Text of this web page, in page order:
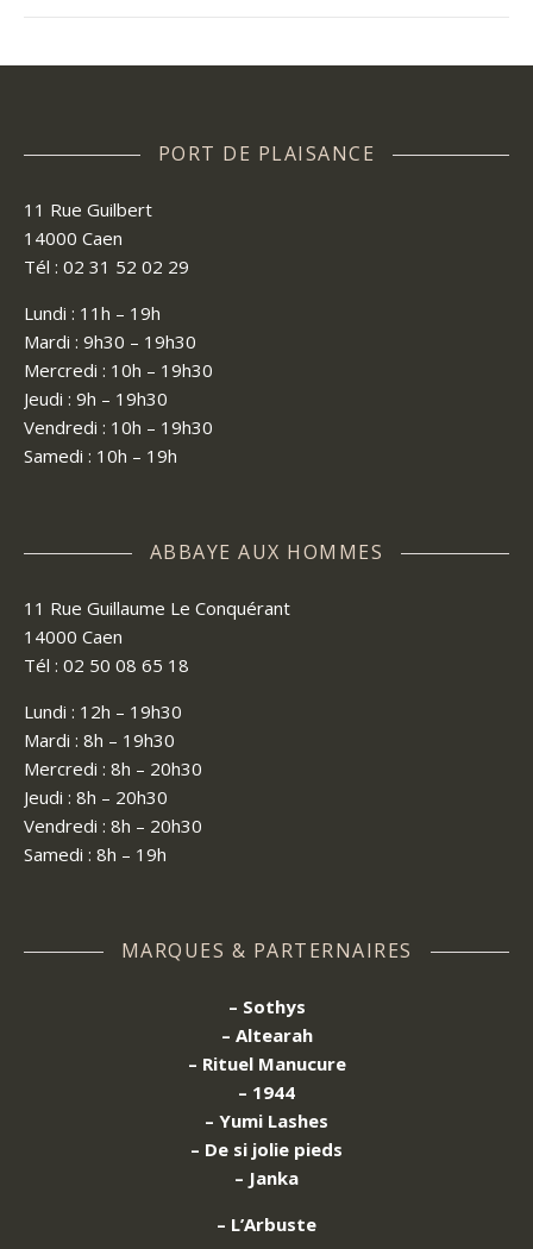
PORT DE PLAISANCE
11 Rue Guilbert
14000 Caen
Tél : 02 31 52 02 29
Lundi : 11h – 19h
Mardi : 9h30 – 19h30
Mercredi : 10h – 19h30
Jeudi : 9h – 19h30
Vendredi : 10h – 19h30
Samedi : 10h – 19h
ABBAYE AUX HOMMES
11 Rue Guillaume Le Conquérant
14000 Caen
Tél : 02 50 08 65 18
Lundi : 12h – 19h30
Mardi : 8h – 19h30
Mercredi : 8h – 20h30
Jeudi : 8h – 20h30
Vendredi : 8h – 20h30
Samedi : 8h – 19h
MARQUES & PARTERNAIRES
– Sothys
– Altearah
– Rituel Manucure
– 1944
– Yumi Lashes
– De si jolie pieds
– Janka
– L’Arbuste